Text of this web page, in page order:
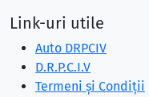
Link-uri utile
Auto DRPCIV
D.R.P.C.I.V
Termeni și Condiții